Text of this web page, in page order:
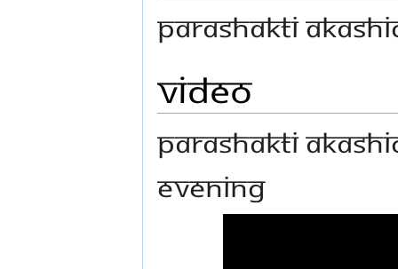
PARASHAKTI
Video
PARASHAKTI
EVENING